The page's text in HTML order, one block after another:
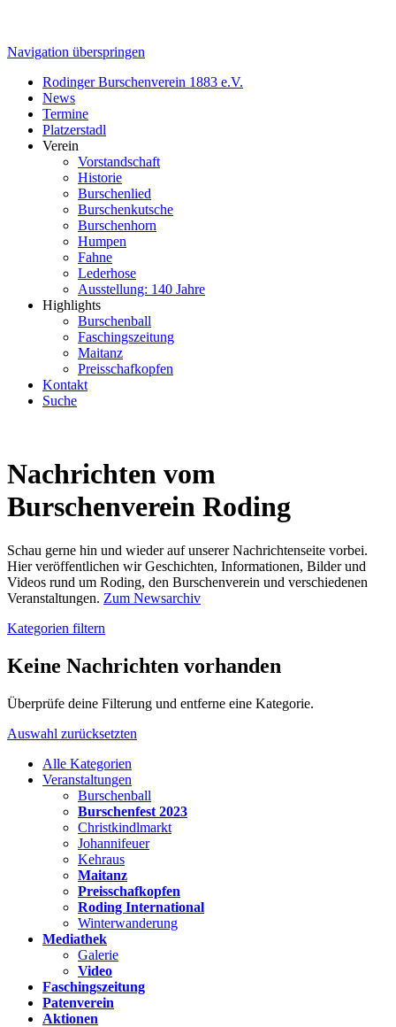
Navigation überspringen
Rodinger Burschenverein 1883 e.V.
News
Termine
Platzerstadl
Verein
Vorstandschaft
Historie
Burschenlied
Burschenkutsche
Burschenhorn
Humpen
Fahne
Lederhose
Ausstellung: 140 Jahre
Highlights
Burschenball
Faschingszeitung
Maitanz
Preisschafkopfen
Kontakt
Suche
Nachrichten vom
Burschenverein Roding
Schau gerne hin und wieder auf unserer Nachrichtenseite vorbei.
Hier veröffentlichen wir Geschichten, Informationen, Bilder und
Videos rund um Roding, den Burschenverein und verschiedenen
Veranstaltungen. Zum Newsarchiv
Kategorien filtern
Keine Nachrichten vorhanden
Überprüfe deine Filterung und entferne eine Kategorie.
Auswahl zurücksetzten
Alle Kategorien
Veranstaltungen
Burschenball
Burschenfest 2023
Christkindlmarkt
Johannifeuer
Kehraus
Maitanz
Preisschafkopfen
Roding International
Winterwanderung
Mediathek
Galerie
Video
Faschingszeitung
Patenverein
Aktionen